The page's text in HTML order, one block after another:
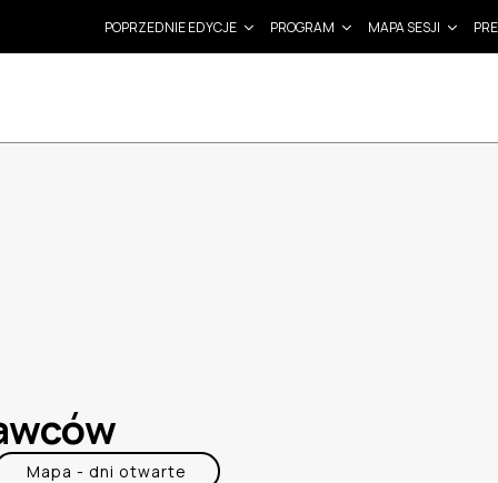
POPRZEDNIE EDYCJE PROGRAM MAPA SESJI
Mapa - dni otwarte